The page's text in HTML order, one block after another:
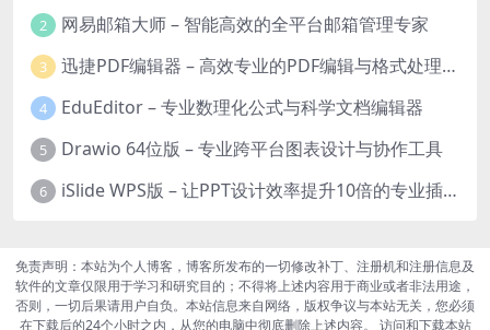
2 网易邮箱大师 – 智能高效的全平台邮箱管理专家
3 迅捷PDF编辑器 – 高效专业的PDF编辑与格式处理工具
4 EduEditor – 专业数理化公式与科学文档编辑器
5 Drawio 64位版 – 专业跨平台图表设计与协作工具
6 iSlide WPS版 – 让PPT设计效率提升10倍的专业插件
免责声明：本站为个人博客，博客所发布的一切修改补丁、注册机和注册信息及
软件的文章仅限用于学习和研究目的；不得将上述内容用于商业或者非法用途，
否则，一切后果请用户自负。本站信息来自网络，版权争议与本站无关，您必须
在下载后的24个小时之内，从您的电脑中彻底删除上述内容。 访问和下载本站